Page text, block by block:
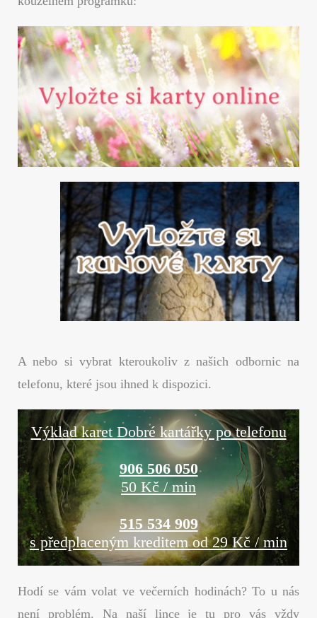
A nebo si vybrat kteroukoliv z našich odbornic na
telefonu, které jsou ihned k dispozici.
Výklad karet Dobré kartářky po telefonu
906 506 050
50 Kč / min
515 534 909
s předplaceným kreditem od 29 Kč / min
Hodí se vám volat ve večerních hodinách? To u nás
není problém. Na naší lince je tu pro vás vždy